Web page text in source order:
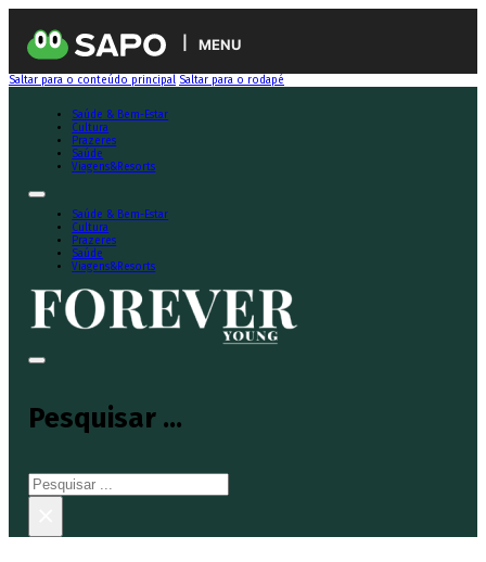
MENU
Saltar para o conteúdo principal Saltar para o rodapé
Saúde & Bem-Estar
Cultura
Prazeres
Saúde
Viagens&Resorts
Saúde & Bem-Estar
Cultura
Prazeres
Saúde
Viagens&Resorts
Pesquisar ...
Pesquisar